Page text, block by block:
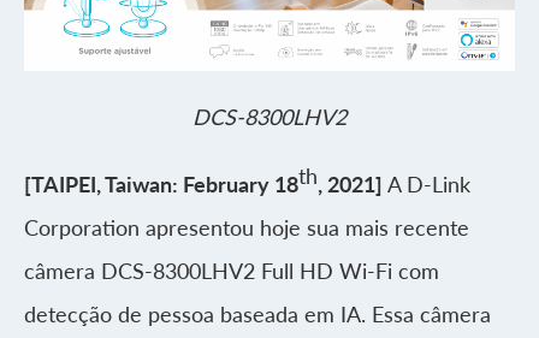
DCS-8300LHV2
[TAIPEI, Taiwan: February 18th, 2021] A D-Link
Corporation apresentou hoje sua mais recente
câmera DCS-8300LHV2 Full HD Wi-Fi com
detecção de pessoa baseada em IA. Essa câmera